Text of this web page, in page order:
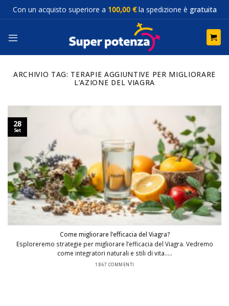
SaltaCon un acquisto superiore a 100,00 €la spedizione è gratuita
ARCHIVIO TAG: TERAPIE AGGIUNTIVE PER MIGLIORARE
L’AZIONE DEL VIAGRA
Come migliorare l’efficacia del Viagra?
Esploreremo strategie per migliorare l’efficacia del Viagra. Vedremo
come integratori naturali e stili di vita.....
1.867 COMMENTI
28
Set